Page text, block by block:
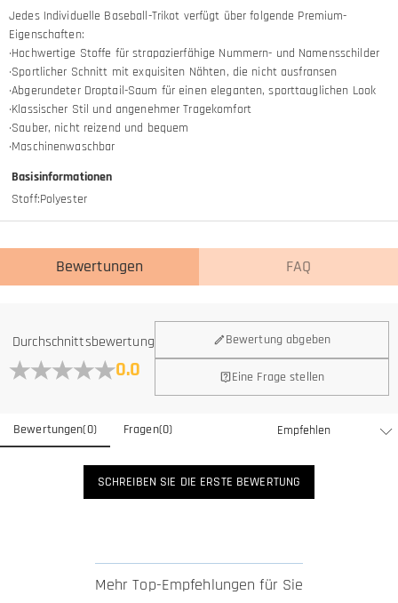
Jedes Individuelle Baseball-Trikot verfügt über folgende Premium-
Eigenschaften:
·Hochwertige Stoffe für strapazierfähige Nummern- und Namensschilder
·Sportlicher Schnitt mit exquisiten Nähten, die nicht ausfransen
·Abgerundeter Droptail-Saum für einen eleganten, sporttauglichen Look
·Klassischer Stil und angenehmer Tragekomfort
·Sauber, nicht reizend und bequem
·Maschinenwaschbar
Basisinformationen
Stoff:Polyester
Bewertungen FAQ
Durchschnittsbewertung
0.0
Bewertung abgeben
Eine Frage stellen
Bewertungen(0) Fragen(0)
SCHREIBEN SIE DIE ERSTE BEWERTUNG
Mehr Top-Empfehlungen für Sie